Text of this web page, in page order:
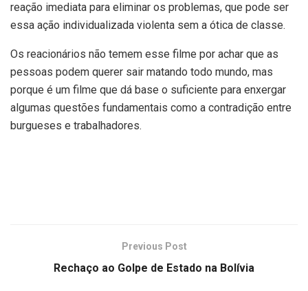
reação imediata para eliminar os problemas, que pode ser
essa ação individualizada violenta sem a ótica de classe.
Os reacionários não temem esse filme por achar que as
pessoas podem querer sair matando todo mundo, mas
porque é um filme que dá base o suficiente para enxergar
algumas questões fundamentais como a contradição entre
burgueses e trabalhadores.
Previous Post
Rechaço ao Golpe de Estado na Bolívia